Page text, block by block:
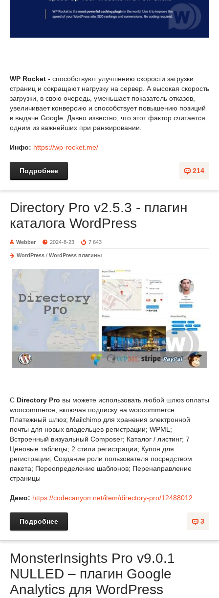
WP Rocket - способствуют улучшению скорости загрузки
страниц и сокращают нагрузку на сервер. А высокая скорость
загрузки, в свою очередь, уменьшает показатель отказов,
увеличивает конверсию и способствует повышению позиций
в выдаче Google. Давно известно, что этот фактор считается
одним из важнейших при ранжировании.
Инфо: https://wp-rocket.me/
214
Подробнее
Directory Pro v2.5.3 - плагин
каталога WordPress
Webber 2024-8-23 7 643
WordPress / WordPress плагины
С Directory Pro вы можете использовать любой шлюз оплаты
woocommerce, включая подписку на woocommerce.
Платежный шлюз; Mailchimp для хранения электронной
почты для новых владельцев регистрации; WPML;
Встроенный визуальный Composer; Каталог / листинг; 7
Ценовые таблицы; 2 стили регистрации; Купон для
регистрации; Создание роли пользователя посредством
пакета; Переопределение шаблонов; Перенаправление
страницы
Демо: https://codecanyon.net/item/directory-pro/12488012
3
Подробнее
MonsterInsights Pro v9.0.1
NULLED – плагин Google
Analytics для WordPress